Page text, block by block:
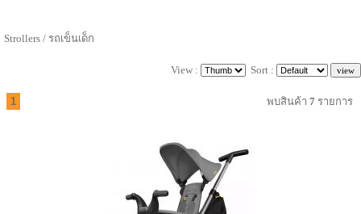
Strollers / รถเข็นเด็ก
View : Sort :
1 พบสินค้า 7 รายการ